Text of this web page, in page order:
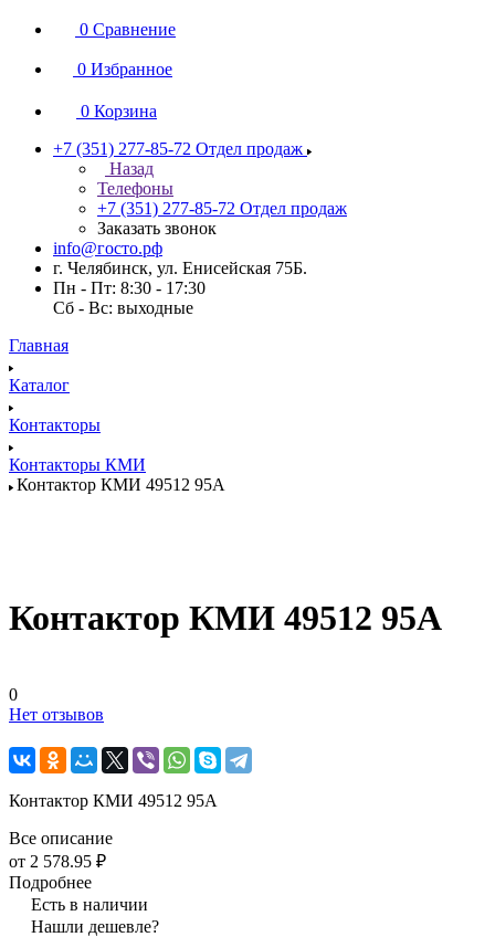
0 Сравнение
0 Избранное
0 Корзина
+7 (351) 277-85-72 Отдел продаж
Назад
Телефоны
+7 (351) 277-85-72 Отдел продаж
Заказать звонок
info@госто.рф
г. Челябинск, ул. Енисейская 75Б.
Пн - Пт: 8:30 - 17:30
Сб - Вс: выходные
Главная
Каталог
Контакторы
Контакторы КМИ
Контактор КМИ 49512 95А
Контактор КМИ 49512 95А
0
Нет отзывов
Контактор КМИ 49512 95А
Все описание
от 2 578.95 ₽
Подробнее
Есть в наличии
Нашли дешевле?